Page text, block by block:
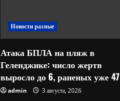
Новости разные
Атака БПЛА на пляж в
Геленджике: число жертв
выросло до 6, раненых уже 47
admin 3 августа, 2026